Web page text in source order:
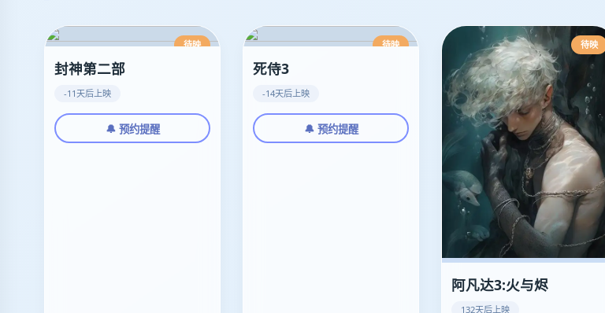
待映
封神第二部
-11天后上映
🔔 预约提醒
待映
死侍3
-14天后上映
🔔 预约提醒
待映
阿凡达3:火与烬
132天后上映